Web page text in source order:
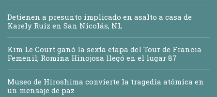
Detienen a presunto implicado en asalto a casa de
Karely Ruiz en San Nicolás, NL
Kim Le Court ganó la sexta etapa del Tour de Francia
Femenil; Romina Hinojosa llegó en el lugar 87
Museo de Hiroshima convierte la tragedia atómica en
un mensaje de paz